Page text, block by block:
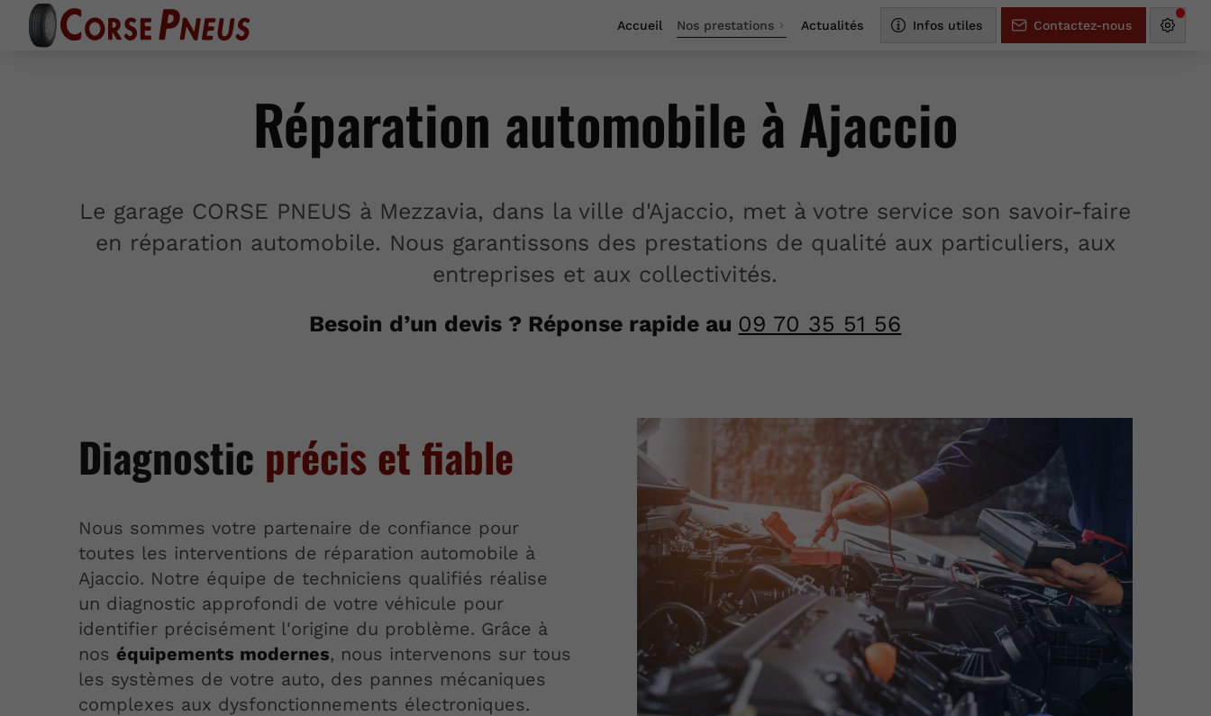
Accueil Nos prestations Actualités Infos utiles Contactez-nous
Réparation automobile à Ajaccio
Le garage CORSE PNEUS à Mezzavia, dans la ville d'Ajaccio, met à votre service son savoir-faire
en réparation automobile. Nous garantissons des prestations de qualité aux particuliers, aux
entreprises et aux collectivités.
Besoin d’un devis ? Réponse rapide au 09 70 35 51 56
Diagnostic précis et fiable
Nous sommes votre partenaire de confiance pour
toutes les interventions de réparation automobile à
Ajaccio. Notre équipe de techniciens qualifiés réalise
un diagnostic approfondi de votre véhicule pour
identifier précisément l'origine du problème. Grâce à
nos équipements modernes, nous intervenons sur tous
les systèmes de votre auto, des pannes mécaniques
complexes aux dysfonctionnements électroniques.